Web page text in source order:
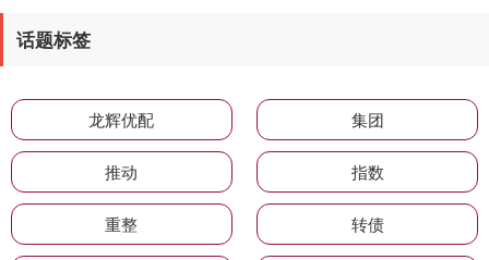
话题标签
龙辉优配 集团
推动 指数
重整 转债